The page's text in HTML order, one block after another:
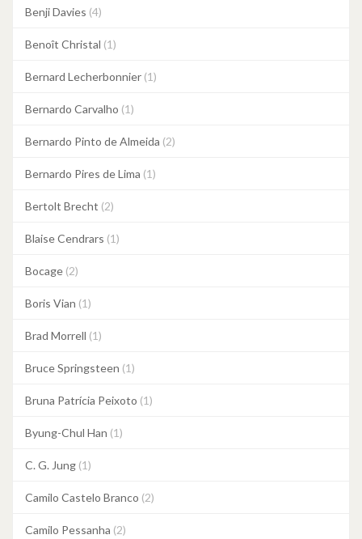
Benji Davies (4)
Benoît Christal (1)
Bernard Lecherbonnier (1)
Bernardo Carvalho (1)
Bernardo Pinto de Almeida (2)
Bernardo Pires de Lima (1)
Bertolt Brecht (2)
Blaise Cendrars (1)
Bocage (2)
Boris Vian (1)
Brad Morrell (1)
Bruce Springsteen (1)
Bruna Patrícia Peixoto (1)
Byung-Chul Han (1)
C. G. Jung (1)
Camilo Castelo Branco (2)
Camilo Pessanha (2)